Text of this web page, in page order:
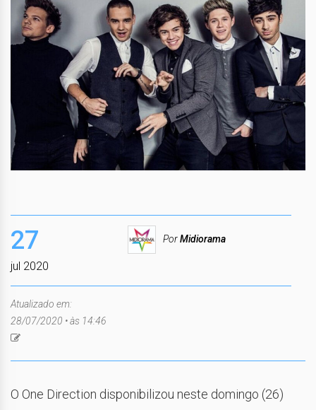
27
jul 2020
PorMidiorama
Atualizado em:
28/07/2020 • às 14:46
O One Direction disponibilizou neste domingo (26)